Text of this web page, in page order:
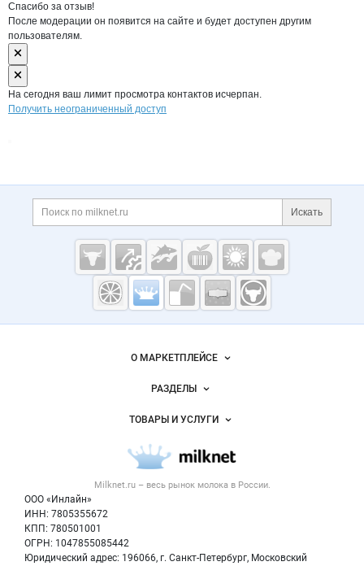
Спасибо за отзыв!
После модерации он появится на сайте и будет доступен другим
пользователям.
На сегодня ваш лимит просмотра контактов исчерпан.
Получить неограниченный доступ
Дополнительная информация
Поиск по сайту и
Искать
Cсылки на полезные проекты
Молочная
промышленность
Milknet.ru
Важные разделы и контакты
Milknet.ru – весь рынок молокав России.
ООО «Инлайн»
ИНН: 7805355672
КПП: 780501001
ОГРН: 1047855085442
Юридический адрес: 196066, г. Санкт-Петербург, Московский
Навигация по сайтуО МАРКЕТПЛЕЙСЕ
Новости Milknet.ru
Размещение рекламы
Публичная оферта
Контактная информация
Политика обработки персональных данных
РАЗДЕЛЫ
Объявления
Новости рынка
ТОВАРЫ И УСЛУГИ
Молочная продукция
Вторичное сырье
Оборудование